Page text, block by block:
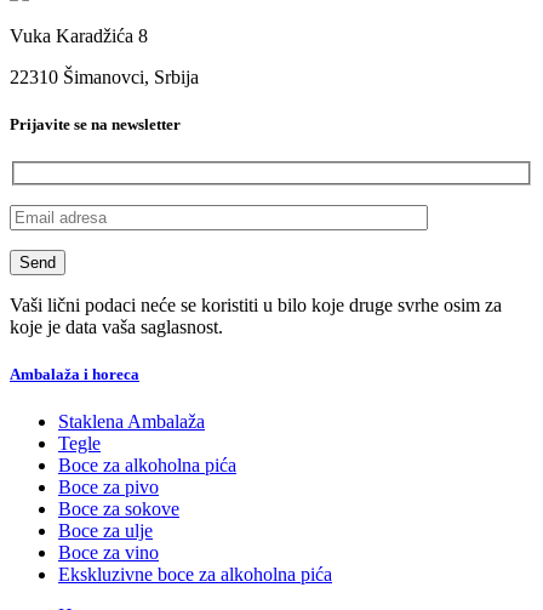
Vuka Karadžića 8
22310 Šimanovci, Srbija
Prijavite se na newsletter
Vaši lični podaci neće se koristiti u bilo koje druge svrhe osim za
koje je data vaša saglasnost.
Ambalaža i horeca
Staklena Ambalaža
Tegle
Boce za alkoholna pića
Boce za pivo
Boce za sokove
Boce za ulje
Boce za vino
Ekskluzivne boce za alkoholna pića